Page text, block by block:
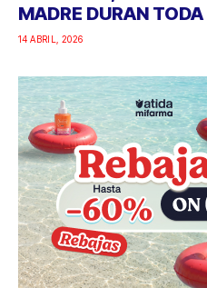
MADRE DURAN
14 ABRIL, 2026